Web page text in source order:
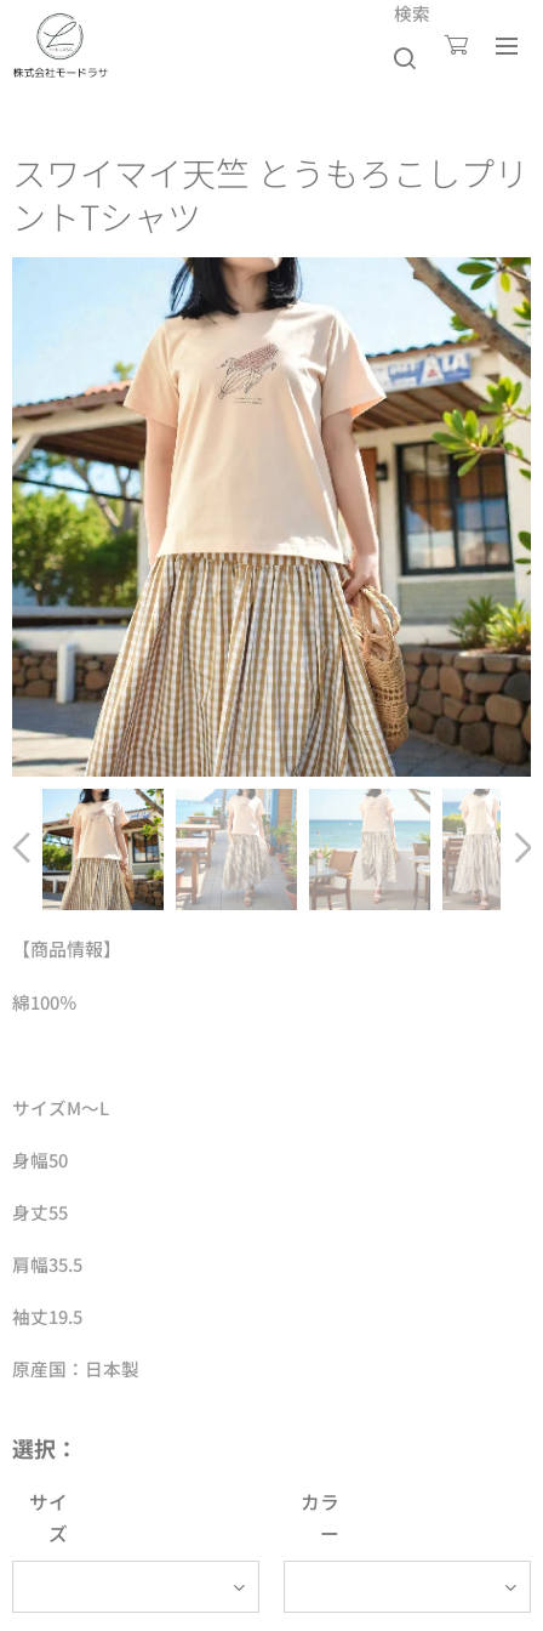
検索
スワイマイ天竺 とうもろこしプリ
ントTシャツ
【商品情報】
綿100％
サイズM～L
身幅50
身丈55
肩幅35.5
袖丈19.5
原産国：日本製
選択：
サイ
ズ
カラ
ー